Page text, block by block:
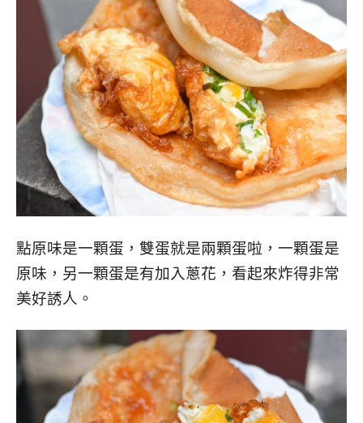
點原味是一顆蛋，雙蛋就是兩顆蛋啦，一顆蛋是
原味，另一顆蛋是有加入蔥花，看起來炸得非常
美好誘人。